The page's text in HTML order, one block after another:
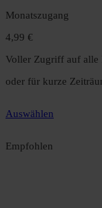
Monatszugang
4,99 €
Voller Zugriff auf alle
oder für kurze
Auswählen
Empfohlen